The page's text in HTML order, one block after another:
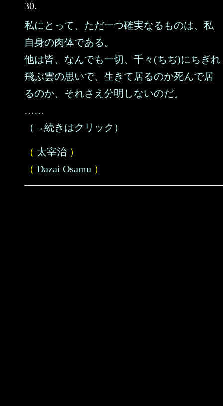
30.
私にとって、ただ一つ確実なるものは、私
自身の肉体である。
他は皆、なんでも一切、千々(ちぢ)にちぎれ
飛ぶ雲の思いで、生きて居るのか死んで居
るのか、それさえ分明しないのだ。
……
（→続きはクリック）
（ 太宰治 ）
（ Dazai Osamu ）